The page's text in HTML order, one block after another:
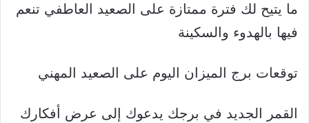
ما يتيح لك فترة ممتازة على الصعيد العاطفي تنعم
فيها بالهدوء والسكينة
توقعات برج الميزان اليوم على الصعيد المهني
القمر الجديد في برجك يدعوك إلى عرض أفكارك